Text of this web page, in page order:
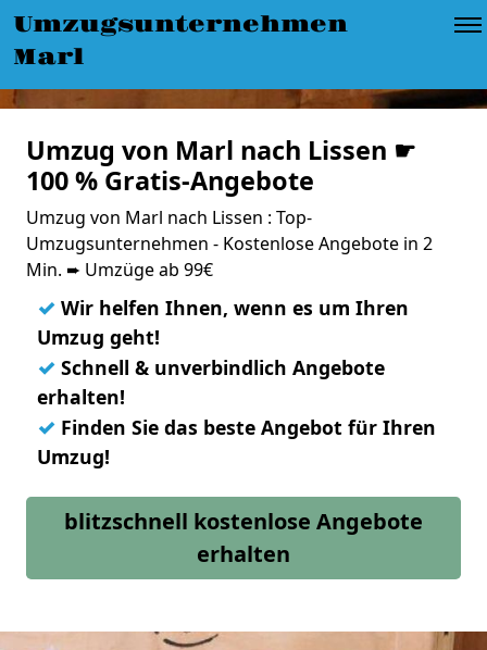
Umzugsunternehmen
Marl
Umzug von Marl nach Lissen ☛
100 % Gratis-Angebote
Umzug von Marl nach Lissen : Top-
Umzugsunternehmen - Kostenlose Angebote in 2
Min. ➨ Umzüge ab 99€
✓ Wir helfen Ihnen, wenn es um Ihren
Umzug geht!
✓ Schnell & unverbindlich Angebote
erhalten!
✓ Finden Sie das beste Angebot für Ihren
Umzug!
blitzschnell kostenlose Angebote
erhalten